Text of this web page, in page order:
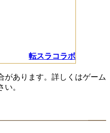
転スラコラボ
あります。詳しくはゲーム
。